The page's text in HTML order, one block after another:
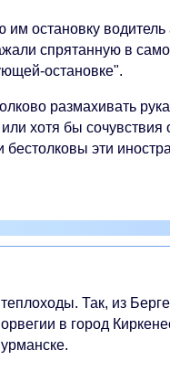
им остановку
спрятанную в
остановке".
размахивать
хотя бы сочувствия
эти
Так, из
в город